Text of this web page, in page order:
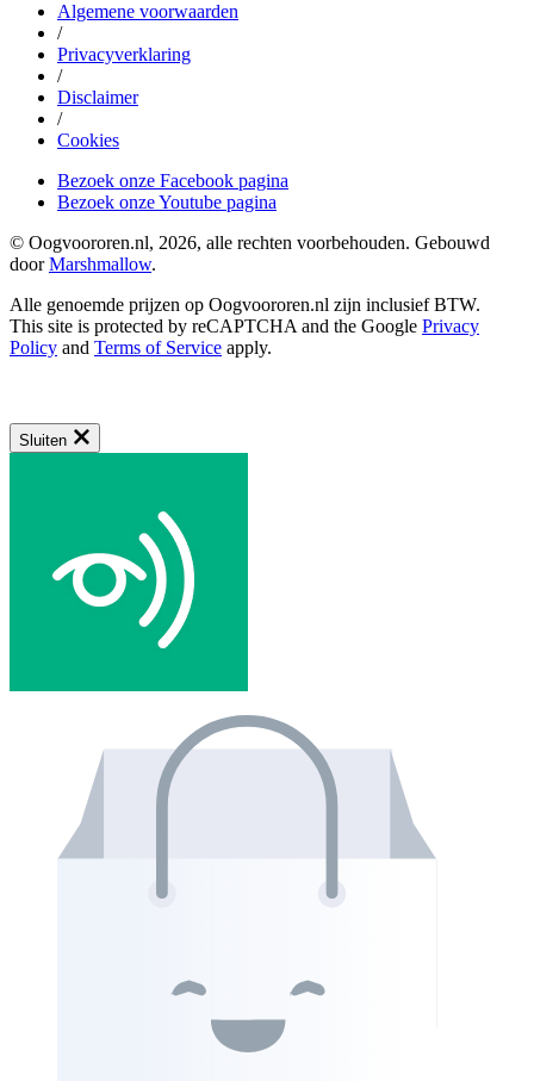
Algemene voorwaarden
/
Privacyverklaring
/
Disclaimer
/
Cookies
Bezoek onze Facebook pagina
Bezoek onze Youtube pagina
© Oogvoororen.nl, 2026, alle rechten voorbehouden. Gebouwd
doorMarshmallow.
Alle genoemde prijzen op Oogvoororen.nl zijn inclusief BTW.
This site is protected by reCAPTCHA and the Google Privacy
Policy and Terms of Service apply.
Sluiten